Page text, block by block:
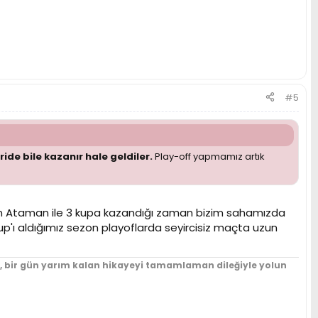
#5
bile kazanır hale geldiler.Play-off yapmamız artık
ile 3 kupa kazandığı zaman bizim sahamızda
aldığımız sezon playoflarda seyircisiz maçta uzun
gün yarım kalan hikayeyi tamamlaman dileğiyle yolun